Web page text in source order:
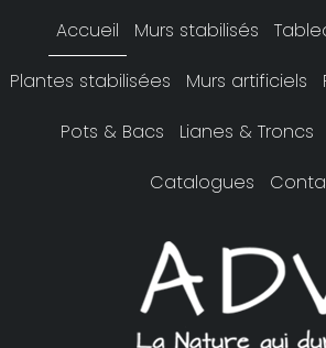
Accueil Murs stabilisés
Plantes stabilisées
Murs artificiels
Pots & Bacs
Lianes & Troncs
Catalogues